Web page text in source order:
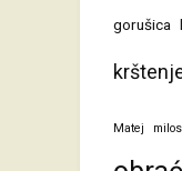
gorušica
Matej